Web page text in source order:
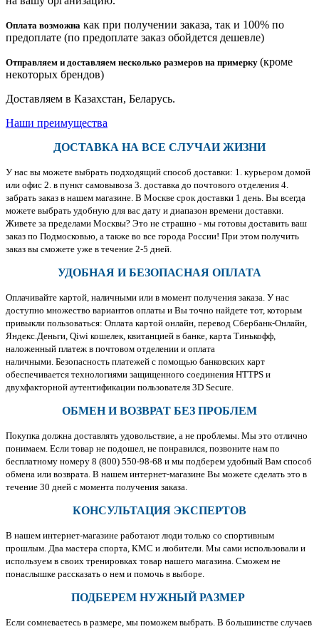
Оплата возможна как при получении заказа, так и 100% по
предоплате (по предоплате заказ обойдется дешевле)
Отправляем и доставляем несколько размеров на примерку (кроме
некоторых брендов)
Доставляем в Казахстан, Беларусь.
Наши преимущества
ДОСТАВКА НА ВСЕ СЛУЧАИ ЖИЗНИ
У нас вы можете выбрать подходящий способ доставки: 1. курьером домой
или офис 2. в пункт самовывоза 3. доставка до почтового отделения 4.
забрать заказ в нашем магазине. В Москве срок доставки 1 день. Вы всегда
можете выбрать удобную для вас дату и диапазон времени доставки.
Живете за пределами Москвы? Это не страшно - мы готовы доставить ваш
заказ по Подмосковью, а также во все города России! При этом получить
заказ вы сможете уже в течение 2-5 дней.
УДОБНАЯ И БЕЗОПАСНАЯ ОПЛАТА
Оплачивайте картой, наличными или в момент получения заказа. У нас
доступно множество вариантов оплаты и Вы точно найдете тот, которым
привыкли пользоваться: Оплата картой онлайн, перевод Сбербанк-Онлайн,
Яндекс.Деньги, Qiwi кошелек, квитанцией в банке, карта Тинькофф,
наложенный платеж в почтовом отделении и оплата
наличными. Безопасность платежей с помощью банковских карт
обеспечивается технологиями защищенного соединения HTTPS и
двухфакторной аутентификации пользователя 3D Secure.
ОБМЕН И ВОЗВРАТ БЕЗ ПРОБЛЕМ
Покупка должна доставлять удовольствие, а не проблемы. Мы это отлично
понимаем. Если товар не подошел, не понравился, позвоните нам по
бесплатному номеру 8 (800) 550-98-68 и мы подберем удобный Вам способ
обмена или возврата. В нашем интернет-магазине Вы можете сделать это в
течение 30 дней с момента получения заказа.
КОНСУЛЬТАЦИЯ ЭКСПЕРТОВ
В нашем интернет-магазине работают люди только со спортивным
прошлым. Два мастера спорта, КМС и любители. Мы сами использовали и
используем в своих тренировках товар нашего магазина. Сможем не
понаслышке рассказать о нем и помочь в выборе.
ПОДБЕРЕМ НУЖНЫЙ РАЗМЕР
Если сомневаетесь в размере, мы поможем выбрать. В большинстве случаев